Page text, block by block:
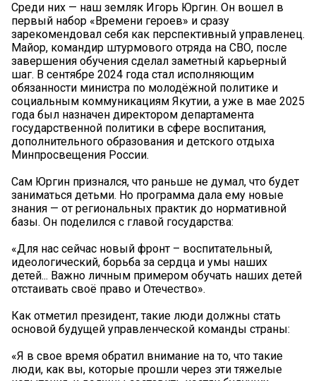
Среди них — наш земляк Игорь Юргин. Он вошел в
первый набор «Времени героев» и сразу
зарекомендовал себя как перспективный управленец.
Майор, командир штурмового отряда на СВО, после
завершения обучения сделал заметный карьерный
шаг. В сентябре 2024 года стал исполняющим
обязанности министра по молодёжной политике и
социальным коммуникациям Якутии, а уже в мае 2025
года был назначен директором департамента
государственной политики в сфере воспитания,
дополнительного образования и детского отдыха
Минпросвещения России.
Сам Юргин признался, что раньше не думал, что будет
заниматься детьми. Но программа дала ему новые
знания — от региональных практик до нормативной
базы. Он поделился с главой государства:
«Для нас сейчас новый фронт – воспитательный,
идеологический, борьба за сердца и умы наших
детей... Важно личным примером обучать наших детей
отстаивать своё право и Отечество».
Как отметил президент, такие люди должны стать
основой будущей управленческой команды страны:
«Я в свое время обратил внимание на то, что такие
люди, как вы, которые прошли через эти тяжелые